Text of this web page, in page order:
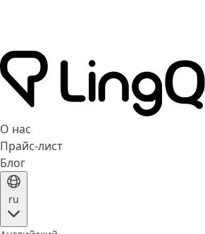
О нас
Прайс-лист
Блог
ru